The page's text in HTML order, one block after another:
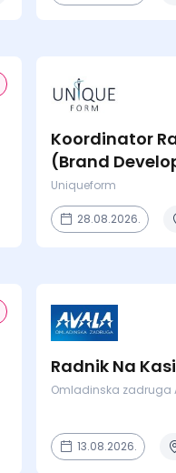
Koordinator
(Brand
Uniqueform
28.08.2026.
Radnik Na
Omladinska zadruga
13.08.2026.